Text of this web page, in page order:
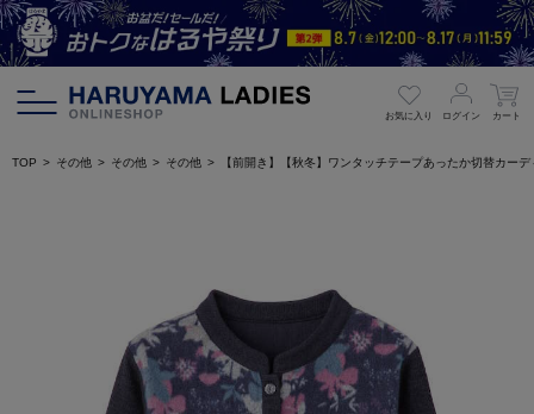
お気に入り ログイン カート
TOP その他 その他 その他 【前開き】【秋冬】ワンタッチテープあったか切替カ